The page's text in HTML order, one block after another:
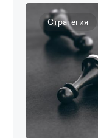
Стратегия